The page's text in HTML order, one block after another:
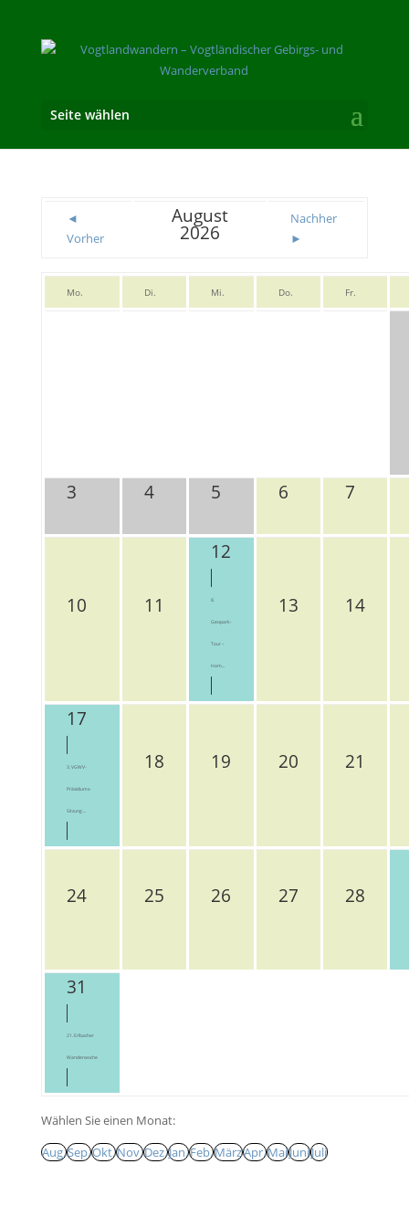
Seite wählen
◄
Vorher
August
2026
Nachher
►
Mo. Di. Mi. Do. Fr.
3 4 5 6 7
10 11
12
8.
Geopark-
Tour –
Ham...
13 14
17
3. VGWV-
Präsidiums-
Sitzung ...
18 19 20 21
24 25 26 27 28
31
21. Erlbacher
Wanderwoche
Wählen Sie einen Monat:
Aug.Sep.Okt.Nov.Dez.Jan.Feb.MärzApr.MaiJuniJuli